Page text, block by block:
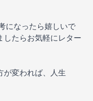
になったら嬉しいで
したらお気軽にレター
が変われば、人生